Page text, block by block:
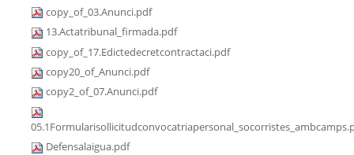
copy_of_03.Anunci.pdf
13.Actatribunal_firmada.pdf
copy_of_17.Edictedecretcontractaci.pdf
copy20_of_Anunci.pdf
copy2_of_07.Anunci.pdf
Defensalaigua.pdf